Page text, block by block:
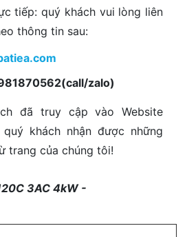
tiếp: quý khách vui lòng liên
thông tin sau:
zalo)
đã truy cập vào Website
quý khách nhận được những
trang của chúng tôi!
3AC 4kW -